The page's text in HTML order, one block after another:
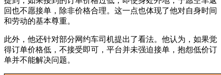
回也不愿接单，除非价格合理。这一点也体现了他对自身时间
和劳动的基本尊重。
此外，他还针对部分网约车司机提出了看法。他认为，如果觉
得订单价格低，不接受即可，平台并未强迫接单，抱怨低价订
单并不能解决问题。